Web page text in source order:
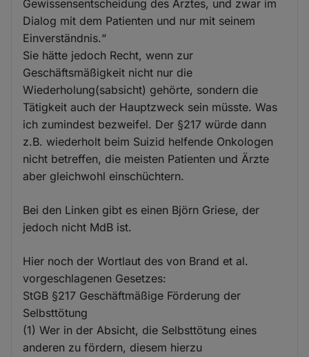
Gewissensentscheidung des Arztes, und zwar im
Dialog mit dem Patienten und nur mit seinem
Einverständnis.“
Sie hätte jedoch Recht, wenn zur
Geschäftsmäßigkeit nicht nur die
Wiederholung(sabsicht) gehörte, sondern die
Tätigkeit auch der Hauptzweck sein müsste. Was
ich zumindest bezweifel. Der §217 würde dann
z.B. wiederholt beim Suizid helfende Onkologen
nicht betreffen, die meisten Patienten und Ärzte
aber gleichwohl einschüchtern.
Bei den Linken gibt es einen Björn Griese, der
jedoch nicht MdB ist.
Hier noch der Wortlaut des von Brand et al.
vorgeschlagenen Gesetzes:
StGB §217 Geschäftmäßige Förderung der
Selbsttötung
(1) Wer in der Absicht, die Selbsttötung eines
anderen zu fördern, diesem hierzu